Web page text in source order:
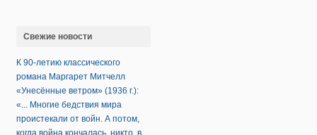
Свежие новости
К 90-летию классического
романа Маргарет Митчелл
«Унесённые ветром» (1936 г.):
«... Многие бедствия мира
проистекали от войн. А потом,